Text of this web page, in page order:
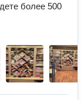
более 500